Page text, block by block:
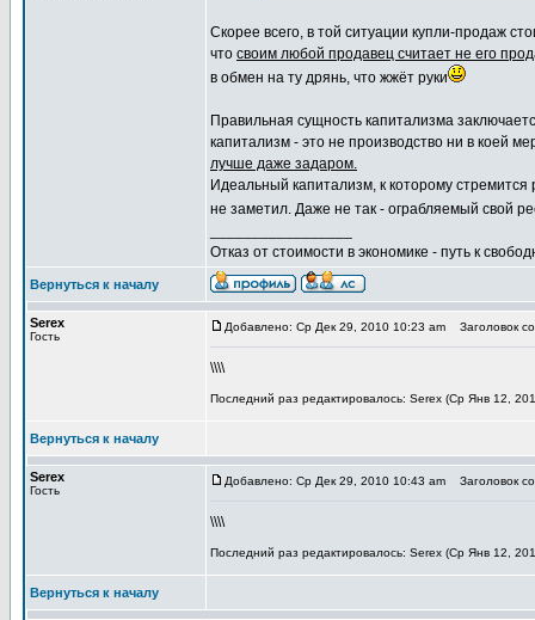
Скорее всего, в той ситуации купли-продаж
что своим любой продавец считает не его
в обмен на ту дрянь, что жжёт руки
Правильная сущность капитализма
капитализм - это не производство ни в коей
лучше даже задаром.
Идеальный капитализм, к которому
не заметил. Даже не так - ограбляемый свой
Отказ от стоимости в экономике - путь к
Вернуться к началу
Serex
Гость
Добавлено: Ср Дек 29, 2010 10:23 am Заголовок
\\\\
Последний раз редактировалось: Serex (Ср Янв 12,
Вернуться к началу
Serex
Гость
Добавлено: Ср Дек 29, 2010 10:43 am Заголовок
\\\\
Последний раз редактировалось: Serex (Ср Янв 12,
Вернуться к началу